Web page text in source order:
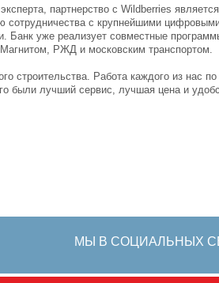
партнерство с Wildberries
сотрудничества с крупнейшими
Банк уже реализует совместные
РЖД и московским транспортом.
строительства. Работа каждого из нас
были лучший сервис, лучшая цена и
МЫ В СОЦИАЛЬНЫХ